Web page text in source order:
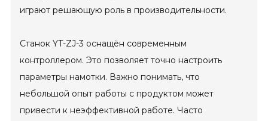
играют решающую роль в производительности.
Станок YT-ZJ-3 оснащён современным
контроллером. Это позволяет точно настроить
параметры намотки. Важно понимать, что
небольшой опыт работы с продуктом может
привести к неэффективной работе. Часто